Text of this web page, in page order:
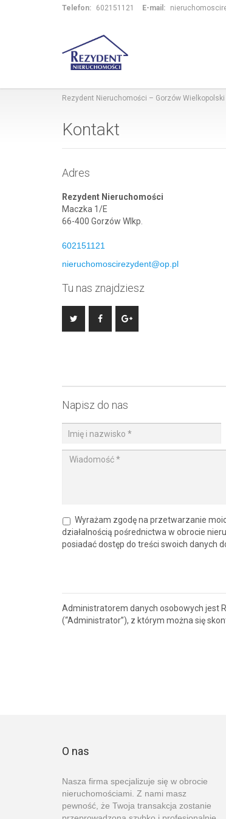
Telefon: 602151121 E-mail:
Rezydent Nieruchomości – Gorzów
Kontakt
Adres
Rezydent Nieruchomości
Maczka 1/E
66-400 Gorzów Wlkp.
602151121
nieruchomoscirezydent@op.pl
Tu nas znajdziesz
Napisz do nas
Wyrażam zgodę na przetwarzanie
działalnością pośrednictwa w obrocie
posiadać dostęp do treści swoich danych
Administratorem danych osobowych jest
(“Administrator”), z którym można się
O nas
Nasza firma specjalizuje się w obrocie
nieruchomościami. Z nami masz
pewność, że Twoja transakcja zostanie